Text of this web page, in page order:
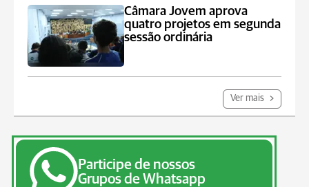
Câmara Jovem aprova
quatro projetos em segunda
sessão ordinária
Ver mais
Participe de nossos
Grupos de Whatsapp